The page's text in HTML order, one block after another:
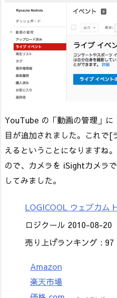
YouTube の「動画の管理」に
目が追加されました。これで
えるということになりますね
ので、カメラを iSightカメラ
してみました。
LOGICOOL ウェブカム
ロジクール 2010-08-20
売り上げランキング : 97
Amazon
楽天市場